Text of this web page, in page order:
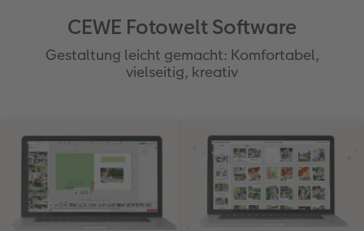
CEWE Fotowelt Software
Gestaltung leicht gemacht: Komfortabel,
vielseitig, kreativ